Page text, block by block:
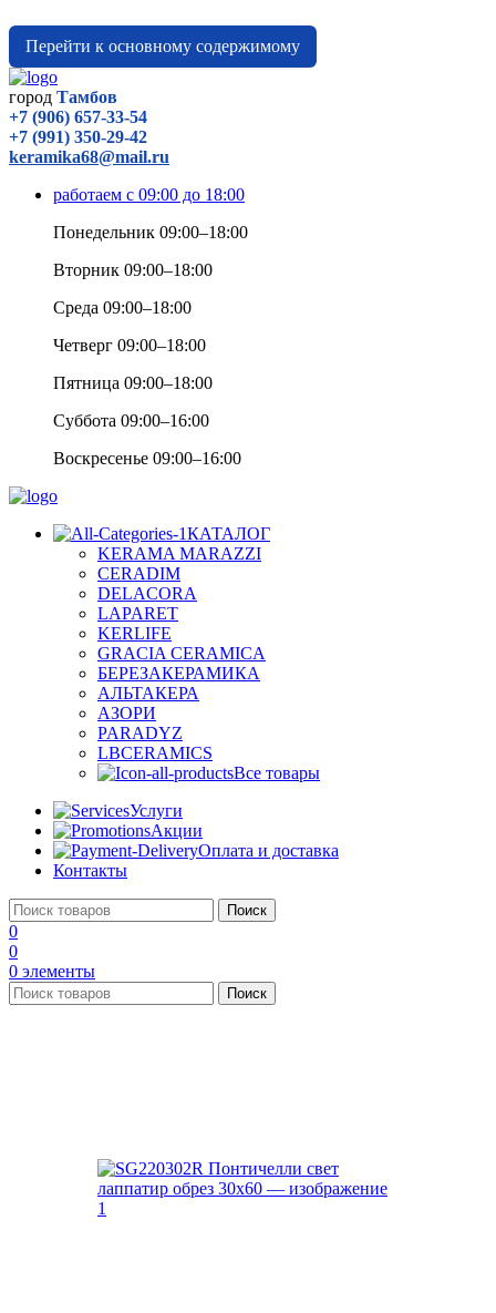
Перейти к основному содержимому
город Тамбов
+7 (906) 657-33-54
+7 (991) 350-29-42
keramika68@mail.ru
работаем с 09:00 до 18:00
Понедельник 09:00–18:00
Вторник 09:00–18:00
Среда 09:00–18:00
Четверг 09:00–18:00
Пятница 09:00–18:00
Суббота 09:00–16:00
Воскресенье 09:00–16:00
КАТАЛОГ
KERAMA MARAZZI
CERADIM
DELACORA
LAPARET
KERLIFE
GRACIA CERAMICA
БЕРЕЗАКЕРАМИКА
АЛЬТАКЕРА
АЗОРИ
PARADYZ
LBCERAMICS
Все товары
Услуги
Акции
Оплата и доставка
Контакты
Поиск
0
0
0 элементы
Поиск